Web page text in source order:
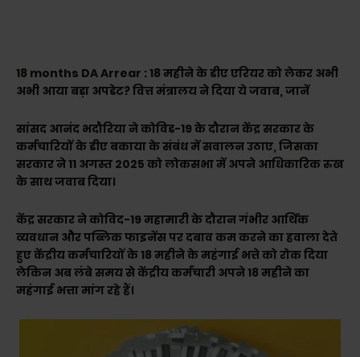
18 months DA Arrear : 18 महीने के डीए एरियर को लेकर अभी
अभी आया बड़ा अपडेट? वित्त मंत्रालय ने दिया ये जवाब, जानें
सांसद आनंद भदौरिया ने कोविड-19 के दौरान केंद्र सरकार के
कर्मचारियों के डीए बकाया के संबंध में सवालन उठाए, जिसका
सरकार ने 11 अगस्त 2025 को लोकसभा में अपने आधिकारिक रुख
के साथ जवाब दिया।
केंद्र सरकार ने कोविद-19 महामारी के दौरान गंभीर आर्थिक
व्यवधान और पब्लिक फाइनेंस पर दबाव कम करने का हवाला देते
हुए केंद्रीय कर्मचारियों के 18 महीने के महंगाई भत्ते को रोक दिया
लेकिन अब लंबे समय से केंद्रीय कर्मचारी अपने 18 महीने का
महंगाई भत्ता मांग रहे हैं।